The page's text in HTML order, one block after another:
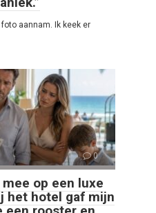
aannam. Ik keek er
0
op een luxe
het hotel gaf mijn